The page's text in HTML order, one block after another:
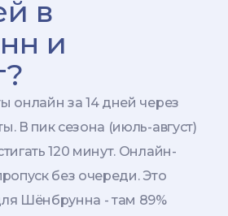
в
и
онлайн за 14 дней через
В пик сезона (июль-август)
120 минут. Онлайн-
без очереди. Это
Шёнбрунна - там 89%